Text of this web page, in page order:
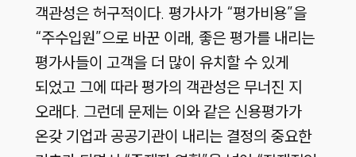
객관성은 허구적이다. 평가사가 “평가비용”을
“주수입원”으로 바꾼 이래, 좋은 평가를 내리는
평가사들이 고객을 더 많이 유치할 수 있게
되었고 그에 따라 평가의 객관성은 무너진 지
오래다. 그런데 문제는 이와 같은 신용평가가
온갖 기업과 공공기관이 내리는 결정의 중요한